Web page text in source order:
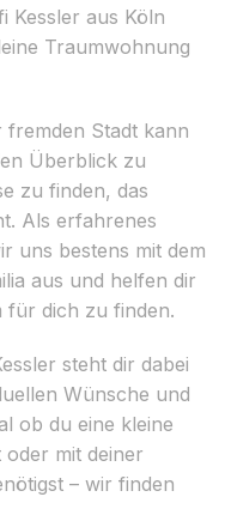
Kessler aus Köln
Traumwohnung
fremden Stadt kann
Überblick zu
zu finden, das
Als erfahrenes
uns bestens mit dem
aus und helfen dir
für dich zu finden.
steht dir dabei
Wünsche und
ob du eine kleine
mit deiner
– wir finden